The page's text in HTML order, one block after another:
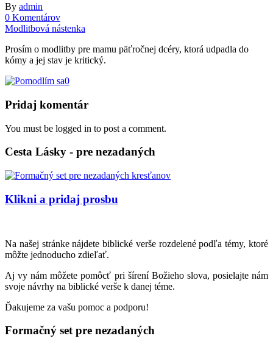
By admin
0 Komentárov
Modlitbová nástenka
Prosím o modlitby pre mamu päťročnej dcéry, ktorá udpadla do
kómy a jej stav je kritický.
0
Pridaj komentár
You must be logged in to post a comment.
Cesta Lásky - pre nezadaných
Klikni a pridaj prosbu
Na našej stránke nájdete biblické verše rozdelené podľa témy, ktoré
môžte jednoducho zdieľať.
Aj vy nám môžete pomôcť pri šírení Božieho slova, posielajte nám
svoje návrhy na biblické verše k danej téme.
Ďakujeme za vašu pomoc a podporu!
Formačný set pre nezadaných